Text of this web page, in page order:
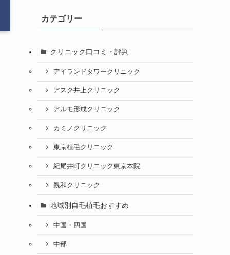
カテゴリー
クリニック口コミ・評判
アイランドタワークリニック
アスク井上クリニック
アルモ形成クリニック
カミノクリニック
東京植毛クリニック
紀尾井町クリニック東京本院
親和クリニック
地域別自毛植毛おすすめ
中国・四国
中部